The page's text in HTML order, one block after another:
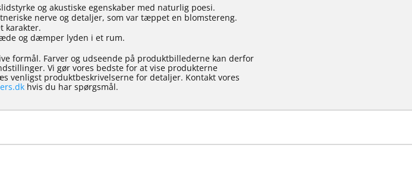
og akustiske egenskaber med naturlig poesi.
nerve og detaljer, som var tæppet en blomstereng.
karakter.
og dæmper lyden i et rum.
formål. Farver og udseende på produktbillederne kan derfor
Vi gør vores bedste for at vise produkterne
venligst produktbeskrivelserne for detaljer. Kontakt vores
hvis du har spørgsmål.